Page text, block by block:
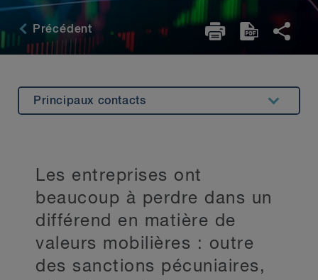
Précédent
Expertise connexe
Principaux contacts
Restez au courant
Les entreprises ont
beaucoup à perdre dans un
différend en matière de
valeurs mobilières : outre
des sanctions pécuniaires,